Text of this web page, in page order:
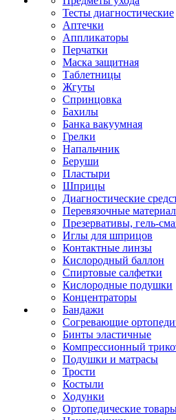
Тесты диагностические
Аптечки
Аппликаторы
Перчатки
Маска защитная
Таблетницы
Жгуты
Спринцовка
Бахилы
Банка вакуумная
Грелки
Напальчник
Беруши
Пластыри
Шприцы
Диагностические
Перевязочные
Презервативы, гель-
Иглы для шприцов
Контактные линзы
Кислородный баллон
Спиртовые салфетки
Кислородные подушки
Концентраторы
Бандажи
Согревающие
Бинты эластичные
Компрессионный
Подушки и матрасы
Трости
Костыли
Ходунки
Ортопедические